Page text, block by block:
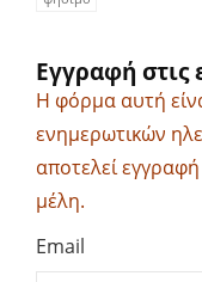
Εγγραφή στις
Η φόρμα αυτή
ενημερωτικών
αποτελεί
μέλη.
Email